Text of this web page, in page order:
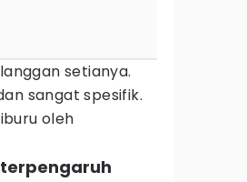
setianya.
sangat spesifik.
oleh